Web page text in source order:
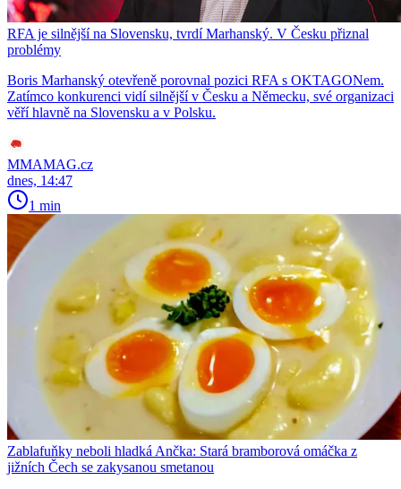
RFA je silnější na Slovensku, tvrdí Marhanský. V Česku přiznal
problémy
Boris Marhanský otevřeně porovnal pozici RFA s OKTAGONem.
Zatímco konkurenci vidí silnější v Česku a Německu, své organizaci
věří hlavně na Slovensku a v Polsku.
MMAMAG.cz
dnes, 14:47
1 min
Zablafuňky neboli hladká Ančka: Stará bramborová omáčka z
jižních Čech se zakysanou smetanou